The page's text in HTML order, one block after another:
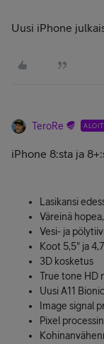
Uusi iPhone
TeroRe
iPhone 8:sta ja
Lasikansi
Väreinä
Vesi- ja
Koot 5,5" ja
3D kosketus
True tone HD
Uusi A11
Image signal
Pixel